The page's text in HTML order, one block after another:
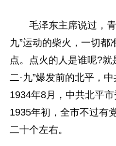
毛泽东主席说过，
九”运动的柴火，一切都
点。点火的人是谁呢?就
二·九”爆发前的北平，
1934年8月，中共北平
1935年初，全市不过有
二十个左右。